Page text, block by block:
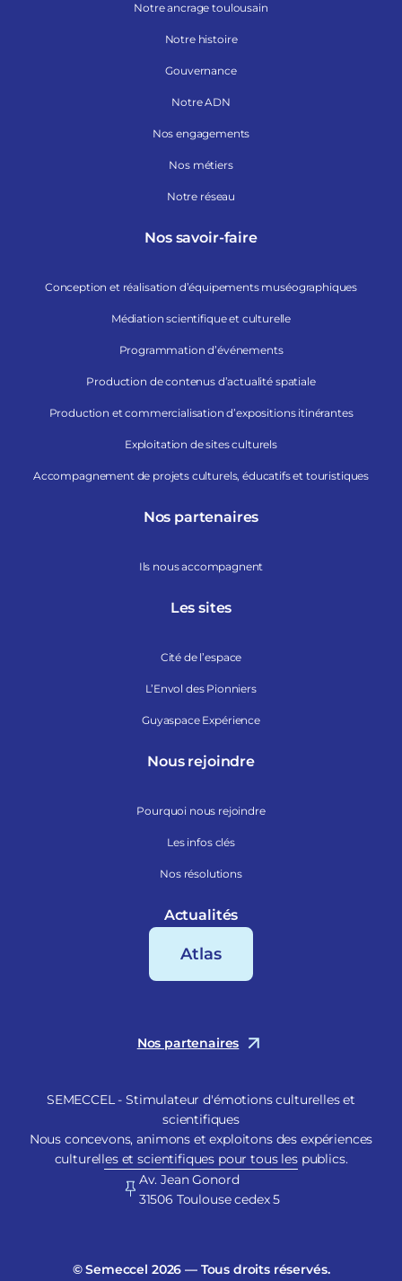
Notre ancrage toulousain
Notre histoire
Gouvernance
Notre ADN
Nos engagements
Nos métiers
Notre réseau
Nos savoir-faire
Conception et réalisation d’équipements muséographiques
Médiation scientifique et culturelle
Programmation d’événements
Production de contenus d’actualité spatiale
Production et commercialisation d’expositions itinérantes
Exploitation de sites culturels
Accompagnement de projets culturels, éducatifs et touristiques
Nos partenaires
Ils nous accompagnent
Les sites
Cité de l’espace
L’Envol des Pionniers
Guyaspace Expérience
Nous rejoindre
Pourquoi nous rejoindre
Les infos clés
Nos résolutions
Actualités
Atlas
Nos partenaires
SEMECCEL - Stimulateur d'émotions culturelles et
scientifiques
Nous concevons, animons et exploitons des expériences
culturelles et scientifiques pour tous les publics.
Av. Jean Gonord
31506 Toulouse cedex 5
© Semeccel 2026 — Tous droits réservés.